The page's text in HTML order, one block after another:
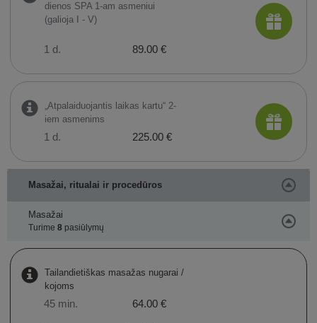
dienos SPA 1-am asmeniui
(galioja I - V)
1 d. 89.00 €
„Atpalaiduojantis laikas kartu“ 2-
iem asmenims
1 d. 225.00 €
Masažai, ritualai ir procedūros
Masažai
Turime 8pasiūlymų
Tailandietiškas masažas nugarai /
kojoms
45 min. 64.00 €